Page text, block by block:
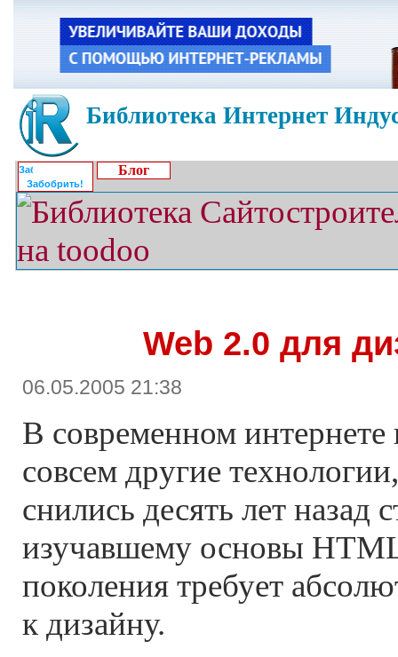
Библиотека Интернет
Забобрить!
Блог
Web 2.0 для
06.05.2005 21:38
В современном интернете
совсем другие
снились десять лет назад
изучавшему основы
поколения требует
к дизайну.